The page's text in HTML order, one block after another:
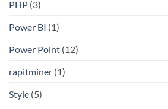
PHP (3)
Power BI (1)
Power Point (12)
rapitminer (1)
Style (5)